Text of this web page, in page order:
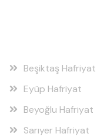
Beşiktaş Hafriyat
Eyüp Hafriyat
Beyoğlu Hafriyat
Sarıyer Hafriyat